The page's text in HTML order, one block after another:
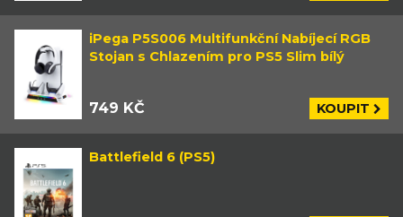
iPega P5S006 Multifunkční Nabíjecí RGB
Stojan s Chlazením pro PS5 Slim bílý
749 KČ KOUPIT
Battlefield 6 (PS5)